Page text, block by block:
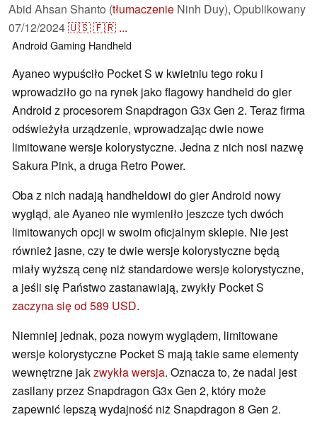
Abid Ahsan Shanto (tłumaczenie Ninh Duy), Opublikowany
07/12/2024🇺🇸🇫🇷 ...
AndroidGaming Handheld
Ayaneo wypuściło Pocket S w kwietniu tego roku i
wprowadziło go na rynek jako flagowy handheld do gier
Android z procesorem Snapdragon G3x Gen 2. Teraz firma
odświeżyła urządzenie, wprowadzając dwie nowe
limitowane wersje kolorystyczne. Jedna z nich nosi nazwę
Sakura Pink, a druga Retro Power.
Oba z nich nadają handheldowi do gier Android nowy
wygląd, ale Ayaneo nie wymieniło jeszcze tych dwóch
limitowanych opcji w swoim oficjalnym sklepie. Nie jest
również jasne, czy te dwie wersje kolorystyczne będą
miały wyższą cenę niż standardowe wersje kolorystyczne,
a jeśli się Państwo zastanawiają, zwykły Pocket S
zaczyna się od 589 USD.
Niemniej jednak, poza nowym wyglądem, limitowane
wersje kolorystyczne Pocket S mają takie same elementy
wewnętrzne jakzwykła wersja. Oznacza to, że nadal jest
zasilany przez Snapdragon G3x Gen 2, który może
zapewnić lepszą wydajność niż Snapdragon 8 Gen 2.